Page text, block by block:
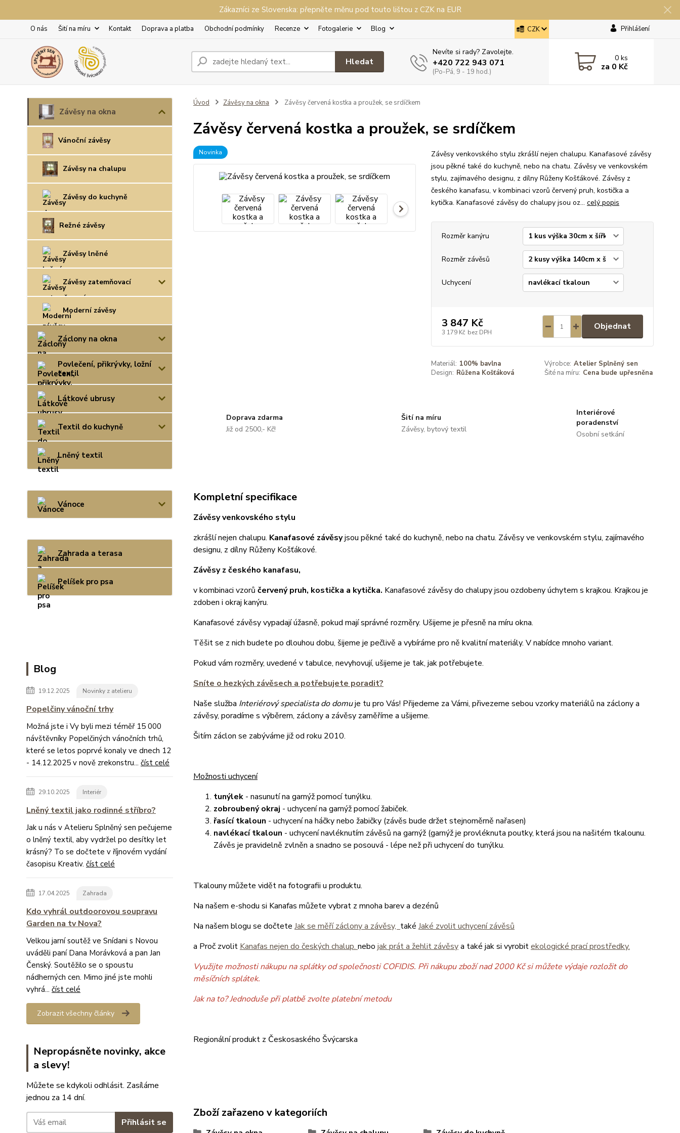
Zákazníci ze Slovenska: přepněte měnu pod touto lištou z CZK na EUR
O nás Šití na míru Kontakt Doprava a platba Obchodní podmínky Recenze Fotogalerie Blog CZK Přihlášení
Hledat
Nevíte si rady? Zavolejte.
+420 722 943 071
(Po-Pá, 9 - 19 hod.)
0ks
za 0 Kč
Závěsy na okna
Vánoční závěsy
Závěsy na chalupu
Závěsy do kuchyně
Režné závěsy
Závěsy lněné
Závěsy zatemňovací
Moderní závěsy
Záclony na okna
Povlečení, přikrývky, ložní
textil
Látkové ubrusy
Textil do kuchyně
Lněný textil
Vánoce
Zahrada a terasa
Pelíšek pro psa
Blog
19.12.2025 Novinky z atelieru
Popelčiny vánoční trhy
Možná jste i Vy byli mezi téměř 15 000
návštěvníky Popelčiných vánočních trhů,
které se letos poprvé konaly ve dnech 12
- 14.12.2025 v nově zrekonstru... číst celé
29.10.2025 Interiér
Lněný textil jako rodinné stříbro?
Jak u nás v Atelieru Splněný sen pečujeme
o lněný textil, aby vydržel po desítky let
krásný? To se dočtete v říjnovém vydání
časopisu Kreativ. číst celé
17.04.2025 Zahrada
Kdo vyhrál outdoorovou soupravu
Garden na tv Nova?
Velkou jarní soutěž ve Snídani s Novou
uváděli paní Dana Morávková a pan Jan
Čenský. Soutěžilo se o spoustu
nádherných cen. Mimo jiné jste mohli
vyhrá... číst celé
Zobrazit všechny články
Nepropásněte novinky, akce
a slevy!
Můžete se kdykoli odhlásit. Zasíláme
jednou za 14 dní.
Přihlásit se
Úvod Závěsy na okna Závěsy červená kostka a proužek, se srdíčkem
Závěsy červená kostka a proužek, se srdíčkem
Novinka
Závěsy venkovského stylu zkrášlí nejen chalupu. Kanafasové závěsy
jsou pěkné také do kuchyně, nebo na chatu. Závěsy ve venkovském
stylu, zajímavého designu, z dílny Růženy Košťákové. Závěsy z
českého kanafasu, v kombinaci vzorů červený pruh, kostička a
kytička. Kanafasové závěsy do chalupy jsou oz... celý popis
Rozměr kanýru
Rozměr závěsů
Uchycení
3 847 Kč
3 179 Kč bez DPH
Objednat
Materiál: 100% bavlna Výrobce: Atelier Splněný sen
Design: Růžena Košťáková Šité na míru: Cena bude upřesněna
Doprava zdarma
Již od 2500,- Kč!
Šití na míru
Závěsy, bytový textil
Interiérové
poradenství
Osobní setkání
Kompletní specifikace
Závěsy venkovského stylu
zkrášlí nejen chalupu. Kanafasové závěsyjsou pěkné také do kuchyně, nebo na chatu. Závěsy ve venkovském stylu, zajímavého
designu, z dílny Růženy Košťákové.
Závěsy z českého kanafasu,
v kombinaci vzorů červený pruh, kostička a kytička. Kanafasové závěsy do chalupy jsou ozdobeny úchytem s krajkou. Krajkou je
zdoben i okraj kanýru.
Kanafasové závěsy vypadají úžasně, pokud mají správné rozměry. Ušijeme je přesně na míru okna.
Těšit se z nich budete po dlouhou dobu, šijeme je pečlivě a vybíráme pro ně kvalitní materiály. V nabídce mnoho variant.
Pokud vám rozměry, uvedené v tabulce, nevyhovují, ušijeme je tak, jak potřebujete.
Sníte o hezkých závěsech a potřebujete poradit?
Naše služba Interiérový specialista do domuje tu pro Vás! Přijedeme za Vámi, přivezeme sebou vzorky materiálů na záclony a
závěsy, poradíme s výběrem, záclony a závěsy zaměříme a ušijeme.
Šitím záclon se zabýváme již od roku 2010.
Možnosti uchycení
tunýlek - nasunutí na garnýž pomocí tunýlku.
zobroubený okraj - uchycení na garnýž pomocí žabiček.
řasící tkaloun - uchycení na háčky nebo žabičky (závěs bude držet stejnoměrně nařasen)
navlékací tkaloun - uchycení navléknutím závěsů na garnýž (garnýž je provléknuta poutky, která jsou na našitém tkalounu.
Závěs je pravidelně zvlněn a snadno se posouvá - lépe než při uchycení do tunýlku.
Tkalouny můžete vidět na fotografii u produktu.
Na našem e-shodu si Kanafas můžete vybrat z mnoha barev a dezénů
Na našem blogu se dočtete Jak se měří záclony a závěsy, také Jaké zvolit uchycení závěsů
a Proč zvolit Kanafas nejen do českých chalup. nebo jak prát a žehlit závěsya také jak si vyrobitekologické prací prostředky.
Využijte možnosti nákupu na splátky od společnosti COFIDIS. Při nákupu zboží nad 2000 Kč si můžete výdaje rozložit do
měsíčních splátek.
Jak na to? Jednoduše při platbě zvolte platební metodu
Regionální produkt z Českosaského Švýcarska
Zboží zařazeno v kategoriích